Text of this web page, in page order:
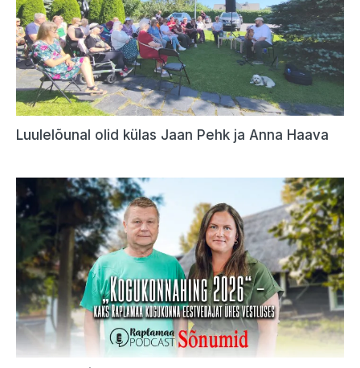
Luulelõunal olid külas Jaan Pehk ja Anna Haava